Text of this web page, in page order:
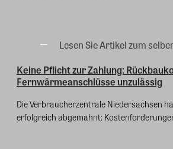
Lesen Sie Artikel zum
Keine Pflicht zur Zahlung:
Fernwärmeanschlüsse unzulässig
Die Verbraucherzentrale Niedersachsen
erfolgreich abgemahnt: